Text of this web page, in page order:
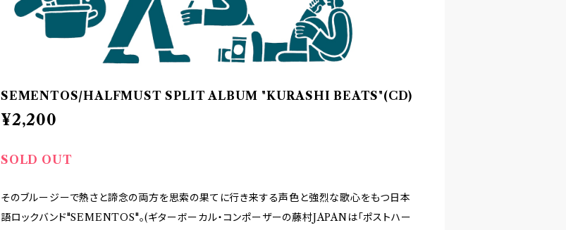
SEMENTOS/HALFMUST SPLIT ALBUM "KURASHI BEATS"(CD)
¥2,200
SOLD OUT
そのブルージーで熱さと諦念の両方を思索の果てに行き来する声色と強烈な歌心をもつ日本
語ロックバンド"SEMENTOS"。(ギターボーカル・コンポーザーの藤村JAPANは「ポストハー